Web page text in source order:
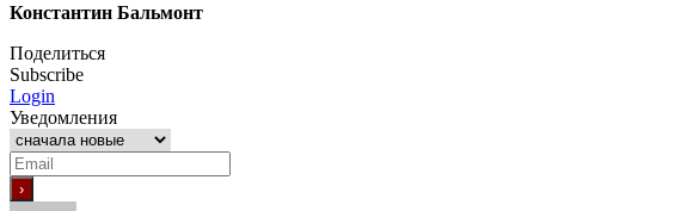
Константин Бальмонт
Поделиться
Subscribe
Login
Уведомления